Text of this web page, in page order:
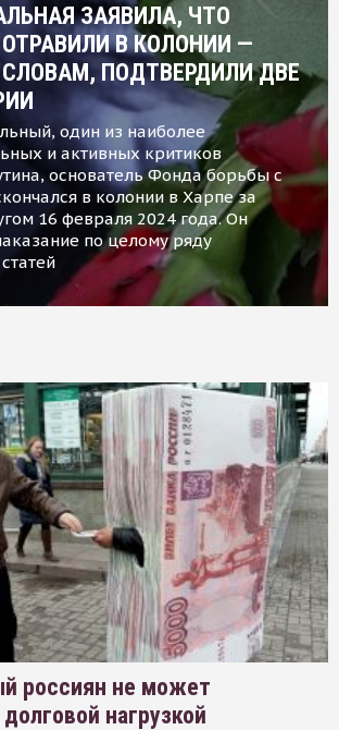
ЗАЯВИЛА, ЧТО
В КОЛОНИИ —
СЛОВАМ, ПОДТВЕРДИЛИ ДВЕ
один из наиболее
и активных критиков
основатель Фонда борьбы с
в колонии в Харпе за
16 февраля 2024 года. Он
по целому ряду
россиян не может
нагрузкой